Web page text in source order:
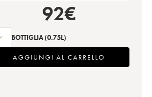
92€
BOTTIGLIA (0.75L)
AGGIUNGI AL CARRELLO